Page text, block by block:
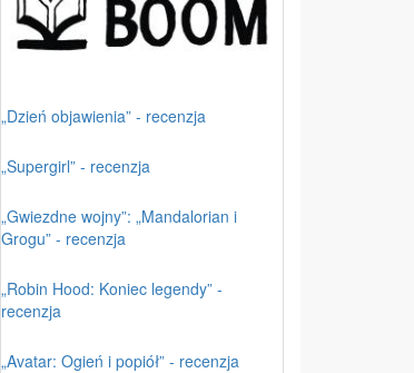
„Dzień objawienia” - recenzja
„Supergirl” - recenzja
„Gwiezdne wojny”: „Mandalorian i
Grogu” - recenzja
„Robin Hood: Koniec legendy” -
recenzja
„Avatar: Ogień i popiół” - recenzja